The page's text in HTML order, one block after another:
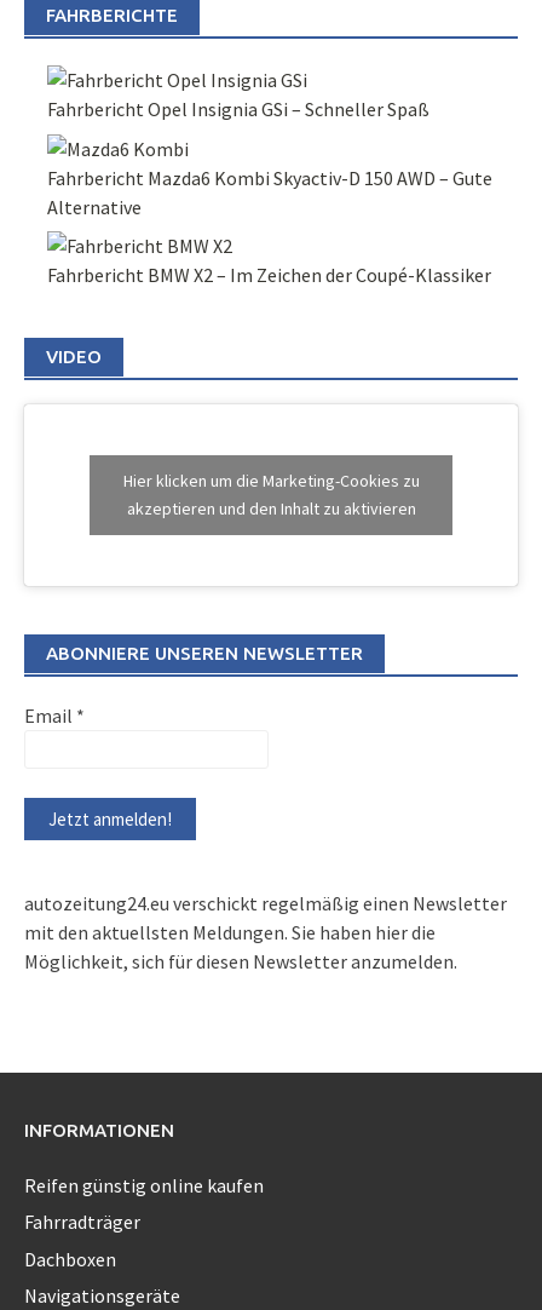
FAHRBERICHTE
Fahrbericht Opel Insignia GSi – Schneller Spaß
Fahrbericht Mazda6 Kombi Skyactiv-D 150 AWD – Gute
Alternative
Fahrbericht BMW X2 – Im Zeichen der Coupé-Klassiker
VIDEO
Hier klicken um die Marketing-Cookies zu
akzeptieren und den Inhalt zu aktivieren
ABONNIERE UNSEREN NEWSLETTER
Email *
autozeitung24.eu verschickt regelmäßig einen Newsletter
mit den aktuellsten Meldungen. Sie haben hier die
Möglichkeit, sich für diesen Newsletter anzumelden.
INFORMATIONEN
Reifen günstig online kaufen
Fahrradträger
Dachboxen
Navigationsgeräte